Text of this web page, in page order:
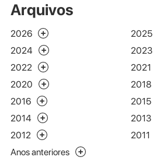
Arquivos
2026
2025
2024
2023
2022
2021
2020
2018
2016
2015
2014
2013
2012
2011
Anos anteriores